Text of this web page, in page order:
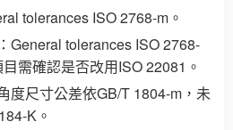
tolerances ISO 2768-m。
General tolerances ISO 2768-
需確認是否改用ISO 22081。
度尺寸公差依GB/T 1804-m，未
K。